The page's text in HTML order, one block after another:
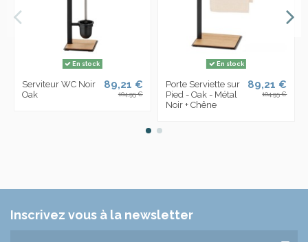
En stock
Serviteur WC Noir
Oak
89,21 €
104,95 €
En stock
Porte Serviette sur
Pied - Oak - Métal
Noir + Chêne
89,21 €
104,95 €
Inscrivez vous à la newsletter